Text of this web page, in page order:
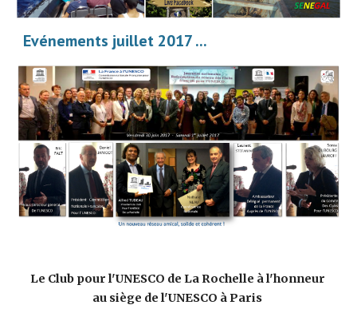
Evénements juillet 2017 ...
Le Club pour l'UNESCO de La Rochelle à l'honneur
au siège de l'UNESCO à Paris